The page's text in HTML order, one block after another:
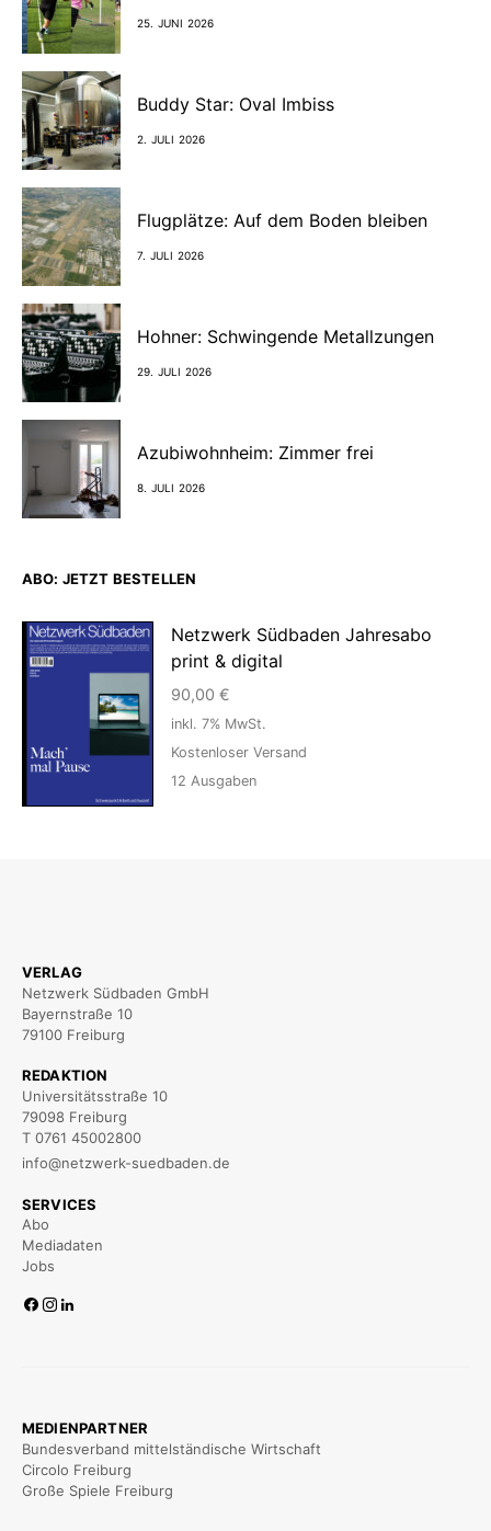
25. JUNI 2026
Buddy Star: Oval Imbiss
2. JULI 2026
Flugplätze: Auf dem Boden bleiben
7. JULI 2026
Hohner: Schwingende Metallzungen
29. JULI 2026
Azubiwohnheim: Zimmer frei
8. JULI 2026
ABO: JETZT BESTELLEN
Netzwerk Südbaden Jahresabo
print & digital
90,00 €
inkl. 7% MwSt.
Kostenloser Versand
12 Ausgaben
VERLAG
Netzwerk Südbaden GmbH
Bayernstraße 10
79100 Freiburg
REDAKTION
Universitätsstraße 10
79098 Freiburg
T 0761 45002800
info@netzwerk-suedbaden.de
SERVICES
Abo
Mediadaten
Jobs
MEDIENPARTNER
Bundesverband mittelständische Wirtschaft
Circolo Freiburg
Große Spiele Freiburg